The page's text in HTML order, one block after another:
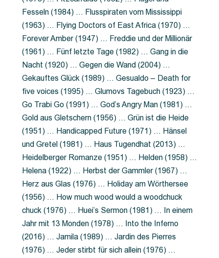
Fesseln (1984) … Flusspiraten vom Mississippi
(1963) … Flying Doctors of East Africa (1970) …
Forever Amber (1947) … Freddie und der Millionär
(1961) … Fünf letzte Tage (1982) … Gang in die
Nacht (1920) … Gegen die Wand (2004) …
Gekauftes Glück (1989) … Gesualdo – Death for
five voices (1995) … Glumovs Tagebuch (1923) …
Go Trabi Go (1991) … God’s Angry Man (1981) …
Gold aus Gletschern (1956) … Grün ist die Heide
(1951) … Handicapped Future (1971) … Hänsel
und Gretel (1981) … Haus Tugendhat (2013) …
Heidelberger Romanze (1951) … Helden (1958) …
Helena (1922) … Herbst der Gammler (1967) …
Herz aus Glas (1976) … Holiday am Wörthersee
(1956) … How much wood would a woodchuck
chuck (1976) … Huei’s Sermon (1981) … In einem
Jahr mit 13 Monden (1978) … Into the Inferno
(2016) … Jamila (1989) … Jardin des Pierres
(1976) … Jeder stirbt für sich allein (1976) …